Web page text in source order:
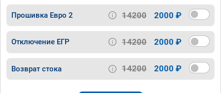
Прошивка Евро 2 14200 2000 ₽
Отключение ЕГР 14200 2000 ₽
Возврат стока 14200 2000 ₽